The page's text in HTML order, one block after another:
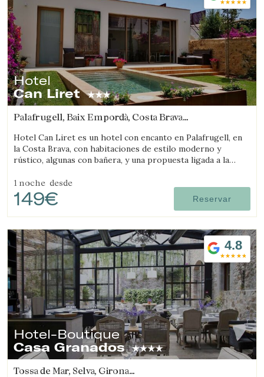
Hotel
Can Liret
Palafrugell, Baix Empordà, Costa Brava
Hotel Can Liret es un hotel con encanto en Palafrugell, en
la Costa Brava, con habitaciones de estilo moderno y
rústico, algunas con bañera, y una propuesta ligada a la
1 noche desde
149€ Reservar
4.8
Hotel-Boutique
Casa Granados
Tossa de Mar, Selva, Girona